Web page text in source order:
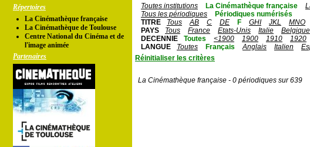
Répertoires
La Cinémathèque française
La Cinémathèque de Toulouse
Centre National du Cinéma et de
l'image animée
Partenaires
Toutes institutions
La Cinémathèque française
Tous les périodiques
Périodiques numérisés
TITRE
Tous AB C DE F GHI JKL MNO
PAYS
Tous France Etats-Unis Italie Belgique
DECENNIE
Toutes <1900 1900 1910 1920
LANGUE
Toutes Français Anglais Italien
Réinitialiser les critères
La Cinémathèque française - 0 périodiques sur 639